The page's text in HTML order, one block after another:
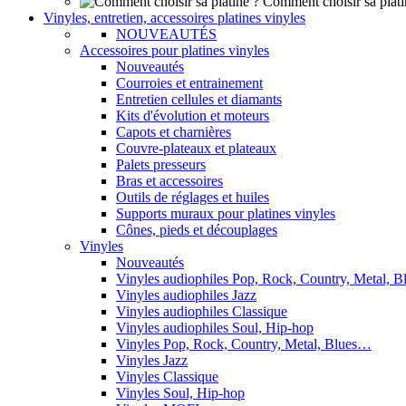
Vinyles, entretien, accessoires platines vinyles
NOUVEAUTÉS
Accessoires pour platines vinyles
Nouveautés
Courroies et entrainement
Entretien cellules et diamants
Kits d'évolution et moteurs
Capots et charnières
Couvre-plateaux et plateaux
Palets presseurs
Bras et accessoires
Outils de réglages et huiles
Supports muraux pour platines vinyles
Cônes, pieds et découplages
Vinyles
Nouveautés
Vinyles audiophiles Pop, Rock, Country, Metal,
Vinyles audiophiles Jazz
Vinyles audiophiles Classique
Vinyles audiophiles Soul, Hip-hop
Vinyles Pop, Rock, Country, Metal, Blues…
Vinyles Jazz
Vinyles Classique
Vinyles Soul, Hip-hop